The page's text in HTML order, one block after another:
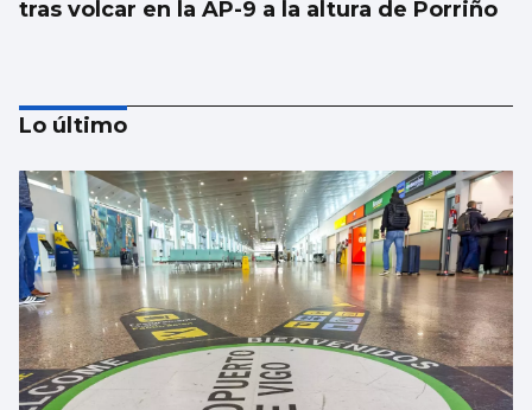
tras volcar en la AP-9 a la altura de Porriño
Protección Civil do Porriño se refuerza con
nuevo material
Lo último